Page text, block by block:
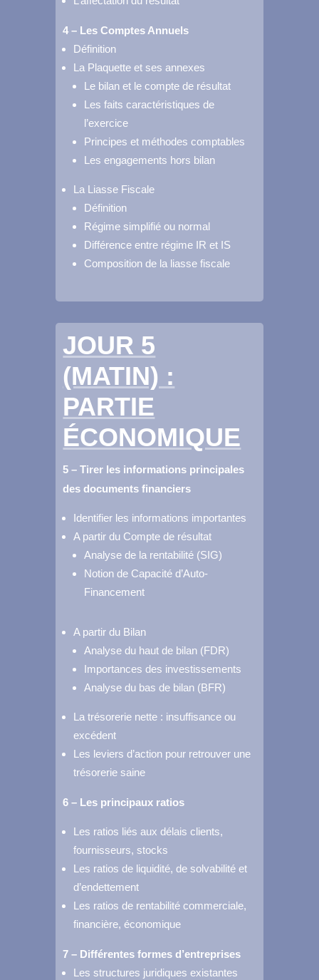
4 – Les Comptes Annuels
Définition
La Plaquette et ses annexes
Le bilan et le compte de résultat
Les faits caractéristiques de
l’exercice
Principes et méthodes comptables
Les engagements hors bilan
La Liasse Fiscale
Définition
Régime simplifié ou normal
Différence entre régime IR et IS
Composition de la liasse fiscale
JOUR 5
(MATIN) :
PARTIE
ÉCONOMIQUE
5 – Tirer les informations principales
des documents financiers
Identifier les informations importantes
A partir du Compte de résultat
Analyse de la rentabilité (SIG)
Notion de Capacité d’Auto-
Financement
A partir du Bilan
Analyse du haut de bilan (FDR)
Importances des investissements
Analyse du bas de bilan (BFR)
La trésorerie nette : insuffisance ou
excédent
Les leviers d’action pour retrouver une
trésorerie saine
6 – Les principaux ratios
Les ratios liés aux délais clients,
fournisseurs, stocks
Les ratios de liquidité, de solvabilité et
d’endettement
Les ratios de rentabilité commerciale,
financière, économique
7 – Différentes formes d’entreprises
Les structures juridiques existantes